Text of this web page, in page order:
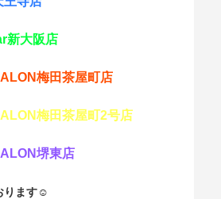
新大阪店
梅田茶屋町店
梅田茶屋町2号店
堺東店
ります☺